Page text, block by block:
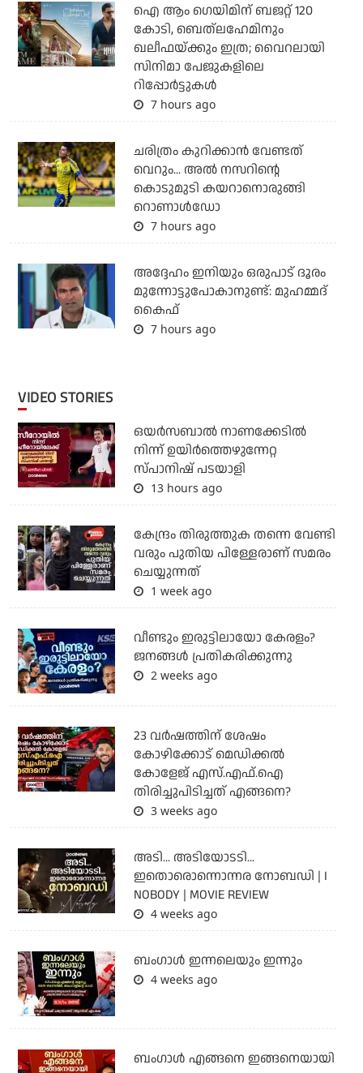
ഐ ആം ഗെയിമിന് ബജറ്റ് 120
കോടി, ബെത്‌ലഹേമിനും
ഖലീഫയ്ക്കും ഇത്ര; വൈറലായി
സിനിമാ പേജുകളിലെ
റിപ്പോര്‍ട്ടുകള്‍
7 hours ago
ചരിത്രം കുറിക്കാന്‍ വേണ്ടത്
വെറും... അല്‍ നസറിന്റെ
കൊടുമുടി കയറാനൊരുങ്ങി
റൊണാള്‍ഡോ
7 hours ago
അദ്ദേഹം ഇനിയും ഒരുപാട് ദൂരം
മുന്നോട്ടുപോകാനുണ്ട്: മുഹമ്മദ്
കൈഫ്
7 hours ago
VIDEO STORIES
ഒയര്‍സബാൽ നാണക്കേടിൽ
നിന്ന് ഉയിർത്തെഴുന്നേറ്റ
സ്പാനിഷ് പടയാളി
13 hours ago
കേന്ദ്രം തിരുത്തുക തന്നെ വേണ്ടി
വരും പുതിയ പിള്ളേരാണ് സമരം
ചെയ്യുന്നത്
1 week ago
വീണ്ടും ഇരുട്ടിലായോ കേരളം?
ജനങ്ങൾ പ്രതികരിക്കുന്നു
2 weeks ago
23 വർഷത്തിന് ശേഷം
കോഴിക്കോട് മെഡിക്കൽ
കോളേജ് എസ്.എഫ്.ഐ
തിരിച്ചുപിടിച്ചത് എങ്ങനെ?
3 weeks ago
അടി... അടിയോടടി...
ഇതൊരൊന്നൊന്നര നോബഡി | I
NOBODY | MOVIE REVIEW
4 weeks ago
ബംഗാള്‍ ഇന്നലെയും ഇന്നും
4 weeks ago
ബം​ഗാൾ എങ്ങനെ ഇങ്ങനെയായി